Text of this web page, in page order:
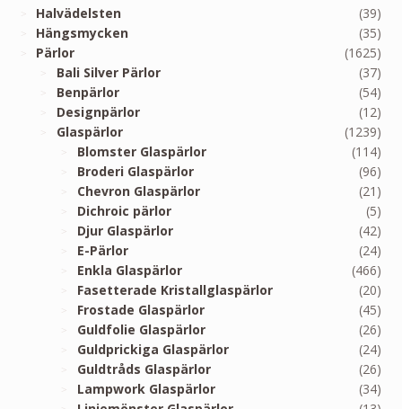
Halvädelsten
(39)
Hängsmycken
(35)
Pärlor
(1625)
Bali Silver Pärlor
(37)
Benpärlor
(54)
Designpärlor
(12)
Glaspärlor
(1239)
Blomster Glaspärlor
(114)
Broderi Glaspärlor
(96)
Chevron Glaspärlor
(21)
Dichroic pärlor
(5)
Djur Glaspärlor
(42)
E-Pärlor
(24)
Enkla Glaspärlor
(466)
Fasetterade Kristallglaspärlor
(20)
Frostade Glaspärlor
(45)
Guldfolie Glaspärlor
(26)
Guldprickiga Glaspärlor
(24)
Guldtråds Glaspärlor
(26)
Lampwork Glaspärlor
(34)